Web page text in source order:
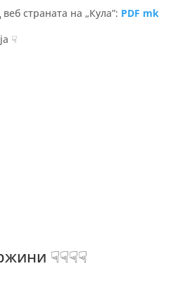
страната на „Кула”: PDF mk
☟
☟☟☟☟